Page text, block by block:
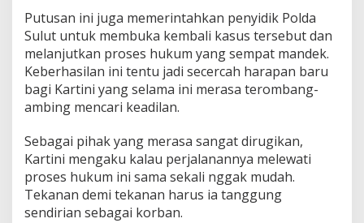
M
e
n
n
g
P
a
p
e
a
d
Putusan ini juga memerintahkan penyidik Polda
Sulut untuk membuka kembali kasus tersebut dan
melanjutkan proses hukum yang sempat mandek.
Keberhasilan ini tentu jadi secercah harapan baru
bagi Kartini yang selama ini merasa terombang-
ambing mencari keadilan.
Sebagai pihak yang merasa sangat dirugikan,
Kartini mengaku kalau perjalanannya melewati
proses hukum ini sama sekali nggak mudah.
Tekanan demi tekanan harus ia tanggung
sendirian sebagai korban.